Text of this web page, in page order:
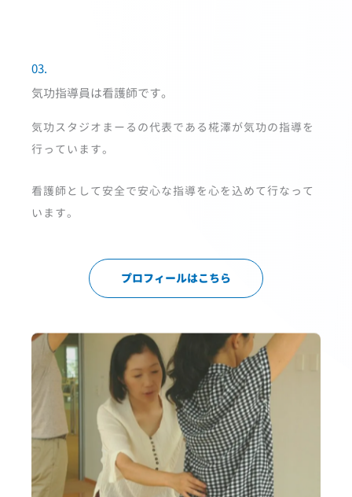
03.
気功指導員は看護師です。
気功スタジオまーるの代表である椛澤が気功の指導を
行っています。
看護師として安全で安心な指導を心を込めて行なって
います。
プロフィールはこちら